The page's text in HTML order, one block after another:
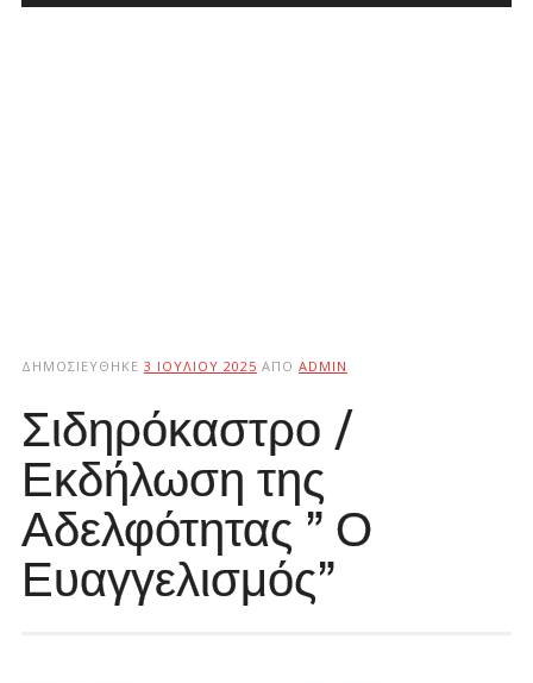
ΔΗΜΟΣΙΕΎΘΗΚΕ 3 ΙΟΥΛΊΟΥ 2025 ΑΠΌ ADMIN
Σιδηρόκαστρο /
Εκδήλωση της
Αδελφότητας ” Ο
Ευαγγελισμός”